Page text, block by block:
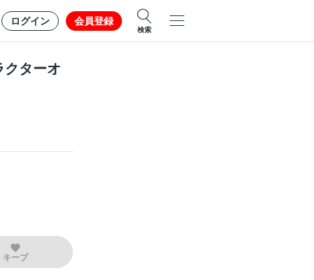
ログイン 会員登録
検索
ターオ
キープ